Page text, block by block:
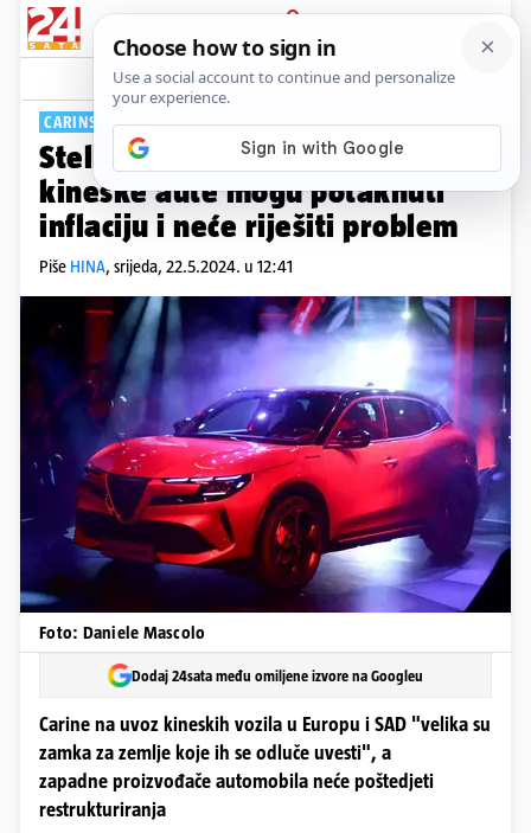
PRIJAVA
Tech Komentari
CARINSKI RAT
Stellantis upozorava: Carine na
kineske aute mogu potaknuti
inflaciju i neće riješiti problem
Piše HINA, srijeda, 22.5.2024. u 12:41
Foto: Daniele Mascolo
Dodaj 24sata među omiljene izvore na Googleu
Carine na uvoz kineskih vozila u Europu i SAD "velika su
zamka za zemlje koje ih se odluče uvesti", a
zapadne proizvođače automobila neće poštedjeti
restrukturiranja